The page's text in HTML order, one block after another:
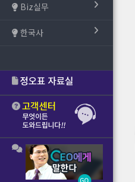
Biz실무
한국사